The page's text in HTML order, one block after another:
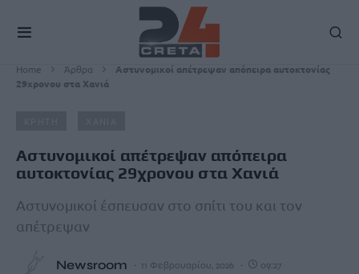
Home Άρθρα
Αστυνομικοί απέτρεψαν απόπειρα αυτοκτονίας
29χρονου στα Χανιά
Αστυνομικοί απέτρεψαν απόπειρα
αυτοκτονίας 29χρονου στα Χανιά
Αστυνομικοί έσπευσαν στο σπίτι του και τον
απέτρεψαν
Newsroom 11 Φεβρουαρίου, 2026 09:27